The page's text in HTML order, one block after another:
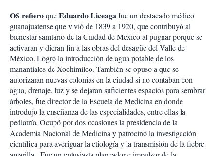
OS refieroqueEduardo Liceagafue un destacado médico
guanajuatense que vivió de 1839 a 1920, que contribuyó al
bienestar sanitario de la Ciudad de México al pugnar porque se
activaran y dieran fin a las obras del desagüe del Valle de
México. Logró la introducción de agua potable de los
manantiales de Xochimilco. También se opuso a que se
autorizaran nuevas colonias en la ciudad si no contaban con
agua, drenaje, luz y se dejaran suficientes espacios para sembrar
árboles, fue director de la Escuela de Medicina en donde
introdujo la enseñanza de las especialidades, entre ellas la
pediatría. Ocupó por dos ocasiones la presidencia de la
Academia Nacional de Medicina y patrocinó la investigación
científica para averiguar la etiología y la transmisión de la fiebre